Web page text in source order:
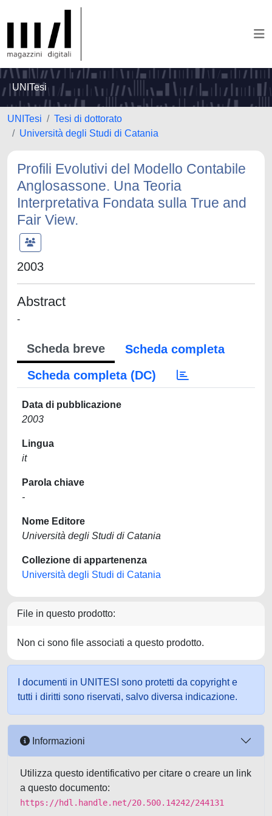
UNITesi
UNITesi
Tesi di dottorato
Università degli Studi di Catania
Profili Evolutivi del Modello Contabile
Anglosassone. Una Teoria
Interpretativa Fondata sulla True and
Fair View.
2003
Abstract
-
Scheda breve
Scheda completa
Scheda completa (DC)
Data di pubblicazione
2003
Lingua
it
Parola chiave
-
Nome Editore
Università degli Studi di Catania
Collezione di appartenenza
Università degli Studi di Catania
File in questo prodotto:
Non ci sono file associati a questo prodotto.
I documenti in UNITESI sono protetti da copyright e
tutti i diritti sono riservati, salvo diversa indicazione.
Informazioni
Utilizza questo identificativo per citare o creare un link
a questo documento:
https://hdl.handle.net/20.500.14242/244131